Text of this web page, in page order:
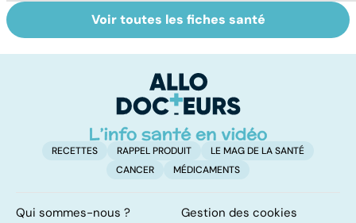
Intoxications
alimentaires :
Tout savoir sur
les infections
Voir toutes les fiches santé
RECETTES RAPPEL PRODUIT
LE MAG DE LA SANTÉ
CANCER
MÉDICAMENTS
Qui sommes-nous ? Gestion des cookies